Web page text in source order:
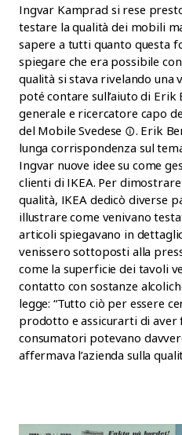
Ingvar Kamprad si rese
testare la qualità dei mobili
sapere a tutti quanto questa
spiegare che era possibile
qualità si stava rivelando
poté contare sull’aiuto di
generale e ricercatore capo
del MobileSvedese
. Erik
lunga corrispondenza sul
Ingvar nuove idee su come
clienti di IKEA. Per
qualità, IKEA dedicò diverse
illustrare come venivano
articoli spiegavano in
venissero sottoposti alla
come la superficie dei tavoli
contatto con sostanze
legge: “Tutto ciò per essere
prodotto e assicurarti di aver
consumatori potevano
affermava l’azienda sulla